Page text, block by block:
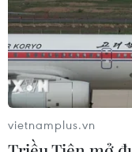
vietnamplus.vn